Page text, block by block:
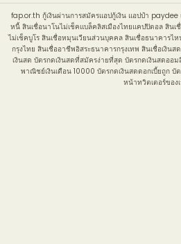
fap.or.th กู้เงินผ่านการสมัครแอปกู้เงิน แอปป๋า
หนี้ สินเชื่อนาโนไม่เช็คแบล็คลิสเมืองไทยแคปปิตอล สิน
ไม่เช็คบูโร สินเชื่อหมุนเวียนส่วนบุคคล สินเชื่อธนาคารไ
กรุงไทย สินเชื่ออาชีพอิสระธนาคารกรุงเทพ สินเชื่อเงิ
เงินสด บัตรกดเงินสดที่สมัครง่ายที่สุด บัตรกดเงินสดออ
พาณิชย์เงินเดือน 10000 บัตรกดเงินสดดอกเบี้ยถูก บั
หน้าทวิตเตอร์ของเ